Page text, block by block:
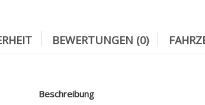
BEWERTUNGEN (0)
Beschreibung